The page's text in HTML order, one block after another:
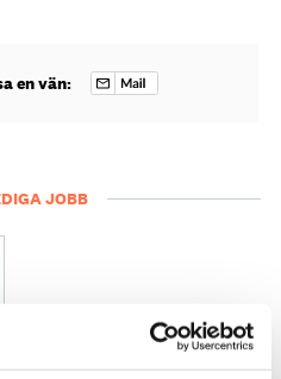
en vän:
JOBB